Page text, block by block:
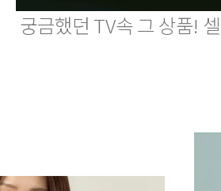
궁금했던 TV속 그 상품!